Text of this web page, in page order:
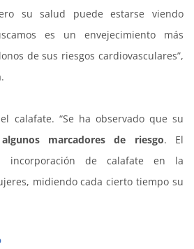
su salud puede estarse viendo
es un envejecimiento más
de sus riesgos cardiovasculares”,
calafate. “Se ha observado que su
marcadores de riesgo. El
incorporación de calafate en la
midiendo cada cierto tiempo su